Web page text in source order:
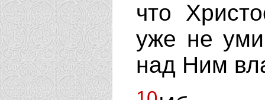
что
уже не
над Ним